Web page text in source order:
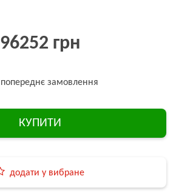
96252 грн
попереднє замовлення
КУПИТИ
додати у вибране